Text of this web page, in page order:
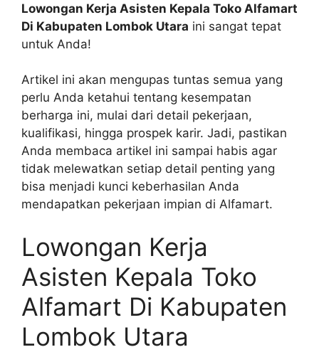
Lowongan Kerja Asisten Kepala Toko Alfamart
Di Kabupaten Lombok Utara ini sangat tepat
untuk Anda!
Artikel ini akan mengupas tuntas semua yang
perlu Anda ketahui tentang kesempatan
berharga ini, mulai dari detail pekerjaan,
kualifikasi, hingga prospek karir. Jadi, pastikan
Anda membaca artikel ini sampai habis agar
tidak melewatkan setiap detail penting yang
bisa menjadi kunci keberhasilan Anda
mendapatkan pekerjaan impian di Alfamart.
Lowongan Kerja
Asisten Kepala Toko
Alfamart Di Kabupaten
Lombok Utara